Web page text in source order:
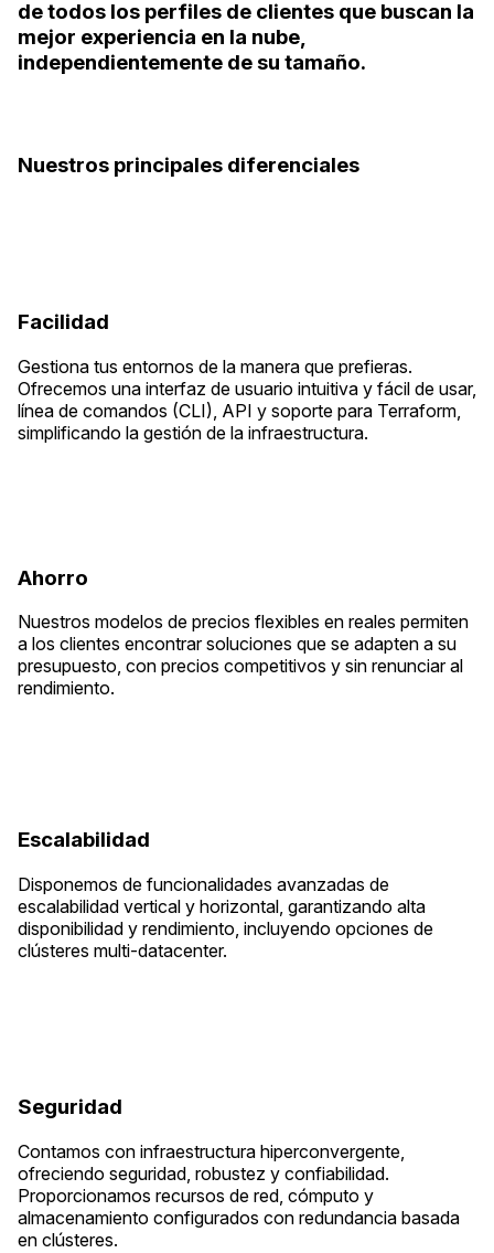
de todos los perfiles de clientes que buscan la
mejor experiencia en la nube,
independientemente de su tamaño.
Nuestros principales diferenciales
Facilidad
Gestiona tus entornos de la manera que prefieras.
Ofrecemos una interfaz de usuario intuitiva y fácil de usar,
línea de comandos (CLI), API y soporte para Terraform,
simplificando la gestión de la infraestructura.
Ahorro
Nuestros modelos de precios flexibles en reales permiten
a los clientes encontrar soluciones que se adapten a su
presupuesto, con precios competitivos y sin renunciar al
rendimiento.
Escalabilidad
Disponemos de funcionalidades avanzadas de
escalabilidad vertical y horizontal, garantizando alta
disponibilidad y rendimiento, incluyendo opciones de
clústeres multi-datacenter.
Seguridad
Contamos con infraestructura hiperconvergente,
ofreciendo seguridad, robustez y confiabilidad.
Proporcionamos recursos de red, cómputo y
almacenamiento configurados con redundancia basada
en clústeres.